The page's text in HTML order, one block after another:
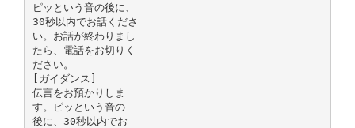
ピッという音の後に、
30秒以内でお話くださ
い。お話が終わりまし
たら、電話をお切りく
ださい。
[ガイダンス]
伝言をお預かりしま
す。ピッという音の
後に、30秒以内でお